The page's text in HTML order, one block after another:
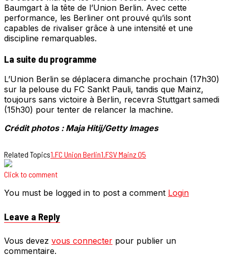
Baumgart à la tête de l’Union Berlin. Avec cette
performance, les Berliner ont prouvé qu’ils sont
capables de rivaliser grâce à une intensité et une
discipline remarquables.
La suite du programme
L’Union Berlin se déplacera dimanche prochain (17h30)
sur la pelouse du FC Sankt Pauli, tandis que Mainz,
toujours sans victoire à Berlin, recevra Stuttgart samedi
(15h30) pour tenter de relancer la machine.
Crédit photos : Maja Hitij/Getty Images
Related Topics1.FC Union Berlin1.FSV Mainz 05
Click to comment
You must be logged in to post a comment Login
Leave a Reply
Vous devez vous connecter pour publier un
commentaire.